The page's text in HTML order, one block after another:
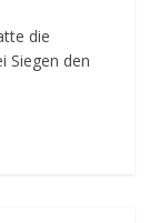
die
Siegen den